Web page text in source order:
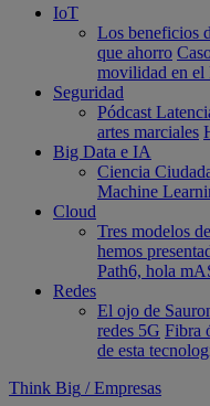
IoT
Los beneficios
que ahorro
movilidad en
Seguridad
Pódcast
artes marciales
Big Data e IA
Ciencia
Machine
Cloud
Tres modelos
hemos
Path6, hola
Redes
El ojo de
redes 5G Fibra
de esta
Think Big / Empresas